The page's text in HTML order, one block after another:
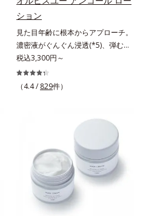
の形状をキープしやすい状態に整
え、スタイリングしやすい髪へ導き
ます。深呼吸したくなる爽やかでや
さしいグリーン＆ハーブの香りで、
毎日をタフに頑張る男性の心を解き
ほぐします。*1 ラウリルグルコシ
な汚れを落とす成分*2 グリチルリ
チン酸２K、アルテロモナス発酵エ
キス（微生物由来）、イワベンケイ
根エキス（植物由来）＝頭皮にうる
おいを与える保湿成分*3 PPG-3カ
プリリルエーテル＝毛髪の水分・油
分を保ち、髪をまとまりやすく整え
ション
見た目年齢に根本からアプローチ。
濃密液がぐんぐん浸透(*5)、弾むよ
うな素肌へ。諦めかけていたハリ不
足、うるおい低下に先端科学ケア
(*1)でアプローチするエイジングケ
スエキスとHSP（ヒートショックプ
ロテイン）(*4)の合わせ技で、目
元、フェイスラインなど、年齢を重
ねるにつれハリ不足、うるおい低下
を感じやすい部位に働きかけ、ハリ
感のある肌へ導きます。さらに、水
でも油でもない第3の成分、even
wateroil（イーブンワテロイル）を
税込3,300円～
（4.4 / 829件）